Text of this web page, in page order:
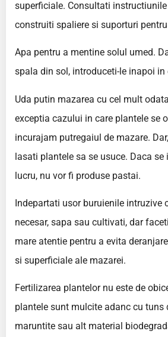
superficiale. Consultati
construiti spaliere si suporturi
Apa pentru a mentine solul umed.
spala din sol, introduceti-le inapoi in
Uda putin mazarea cu cel mult
exceptia cazului in care plantele se
incurajam putregaiul de mazare.
lasati plantele sa se usuce. Daca
lucru, nu vor fi produse pastai.
Indepartati usor buruienile intruzive
necesar, sapa sau cultivati, dar
mare atentie pentru a evita
si superficiale ale mazarei.
Fertilizarea plantelor nu este de
plantele sunt mulcite adanc cu tuns
maruntite sau alt material